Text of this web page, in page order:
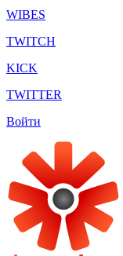
WIBES
TWITCH
KICK
TWITTER
Войти